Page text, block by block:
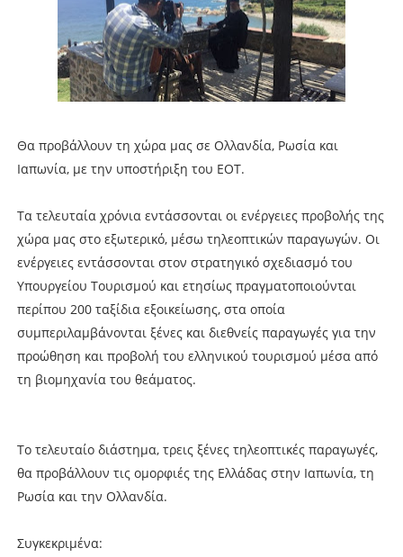
Θα προβάλλουν τη χώρα μας σε Ολλανδία, Ρωσία και
Ιαπωνία, με την υποστήριξη του ΕΟΤ.
Τα τελευταία χρόνια εντάσσονται οι ενέργειες προβολής της
χώρα μας στο εξωτερικό, μέσω τηλεοπτικών παραγωγών. Οι
ενέργειες εντάσσονται στον στρατηγικό σχεδιασμό του
Υπουργείου Τουρισμού και ετησίως πραγματοποιούνται
περίπου 200 ταξίδια εξοικείωσης, στα οποία
συμπεριλαμβάνονται ξένες και διεθνείς παραγωγές για την
προώθηση και προβολή του ελληνικού τουρισμού μέσα από
τη βιομηχανία του θεάματος.
Το τελευταίο διάστημα, τρεις ξένες τηλεοπτικές παραγωγές,
θα προβάλλουν τις ομορφιές της Ελλάδας στην Ιαπωνία, τη
Ρωσία και την Ολλανδία.
Συγκεκριμένα: